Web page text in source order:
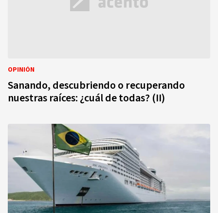
OPINIÓN
Sanando, descubriendo o recuperando
nuestras raíces: ¿cuál de todas? (II)